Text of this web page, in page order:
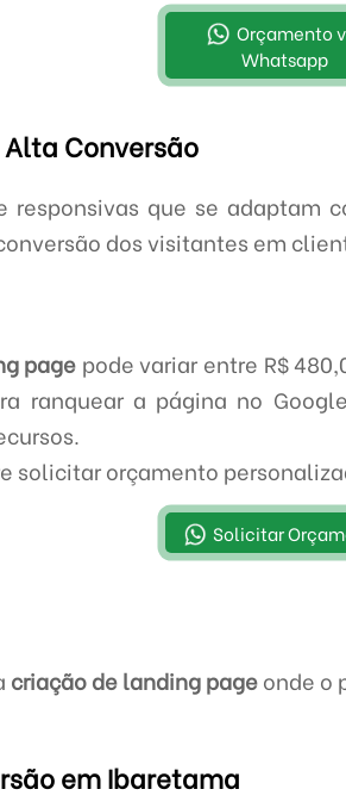
Orçamento
Whatsapp
Conversão
responsivas que se
dos visitantes em
page pode variar entre R$
ranquear a página no
solicitar orçamento
Solicitar
criação de landing pageonde o
em Ibaretama